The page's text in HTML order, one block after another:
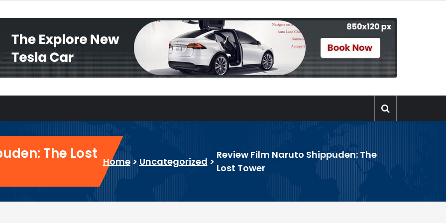
The Lost Home>Uncategorized >
Review Film Naruto Shippuden: The
Lost Tower